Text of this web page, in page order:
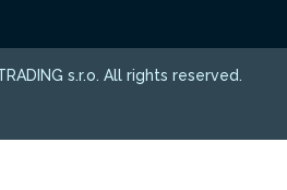
s.r.o. All rights reserved.